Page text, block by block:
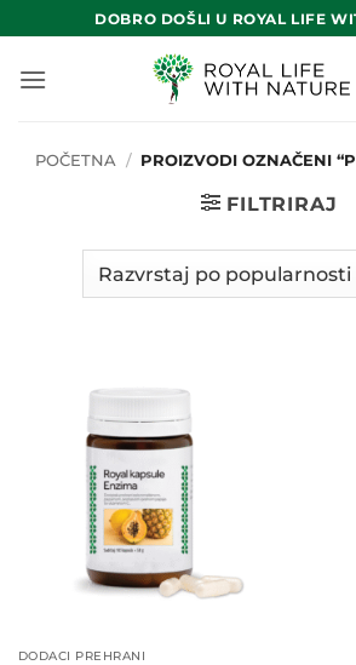
to
content
DOBRO DOŠLI U ROYAL LIFE
POČETNA / PROIZVODI OZNAČENI
FILTRIRAJ
DODACI PREHRANI